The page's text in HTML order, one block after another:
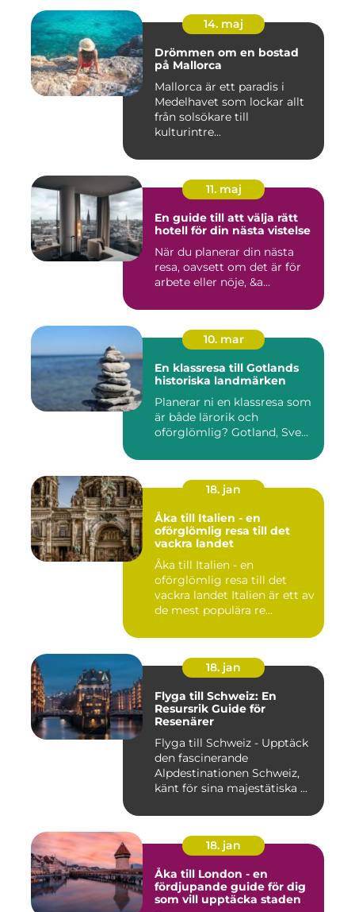
14. maj
Drömmen om en bostad
på Mallorca
Mallorca är ett paradis i
Medelhavet som lockar allt
från solsökare till
kulturintre...
11. maj
En guide till att välja rätt
hotell för din nästa vistelse
När du planerar din nästa
resa, oavsett om det är för
arbete eller nöje, &a...
10. mar
En klassresa till Gotlands
historiska landmärken
Planerar ni en klassresa som
är både lärorik och
oförglömlig? Gotland, Sve...
18. jan
Åka till Italien - en
oförglömlig resa till det
vackra landet
Åka till Italien - en
oförglömlig resa till det
vackra landet Italien är ett av
de mest populära re...
18. jan
Flyga till Schweiz: En
Resursrik Guide för
Resenärer
Flyga till Schweiz - Upptäck
den fascinerande
Alpdestinationen Schweiz,
känt för sina majestätiska ...
18. jan
Åka till London - en
fördjupande guide för dig
som vill upptäcka staden